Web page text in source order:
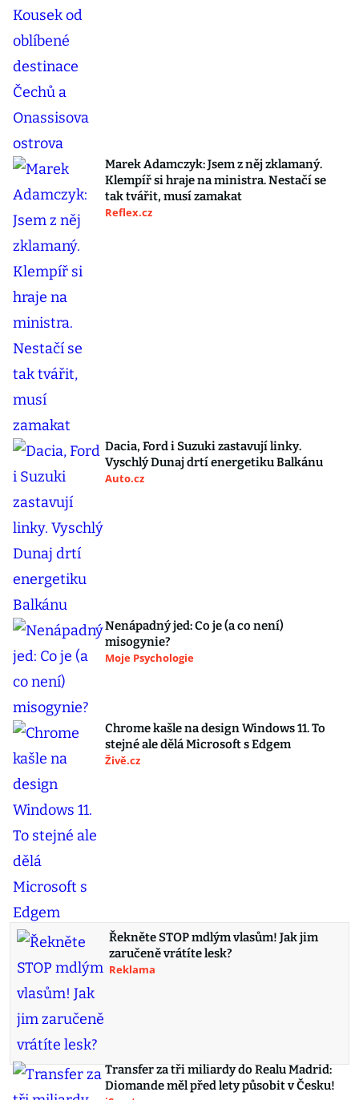
Marek Adamczyk: Jsem z něj zklamaný.
Klempíř si hraje na ministra. Nestačí se
tak tvářit, musí zamakat
Reflex.cz
Dacia, Ford i Suzuki zastavují linky.
Vyschlý Dunaj drtí energetiku Balkánu
Auto.cz
Nenápadný jed: Co je (a co není)
misogynie?
Moje Psychologie
Chrome kašle na design Windows 11. To
stejné ale dělá Microsoft s Edgem
Živě.cz
Řekněte STOP mdlým vlasům! Jak jim
zaručeně vrátíte lesk?
Reklama
Transfer za tři miliardy do Realu Madrid:
Diomande měl před lety působit v Česku!